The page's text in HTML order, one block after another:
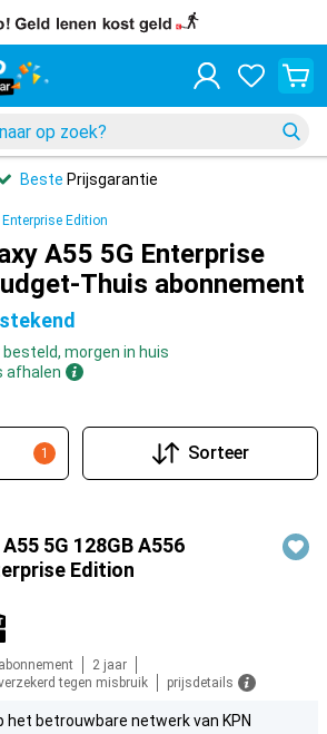
Beste Prijsgarantie
Edition
A55 5G Enterprise
Thuis abonnement
besteld, morgen in huis
afhalen
1 Sorteer
5G 128GB A556
Edition
2 jaar
tegen misbruik
prijsdetails
het betrouwbare netwerk van KPN